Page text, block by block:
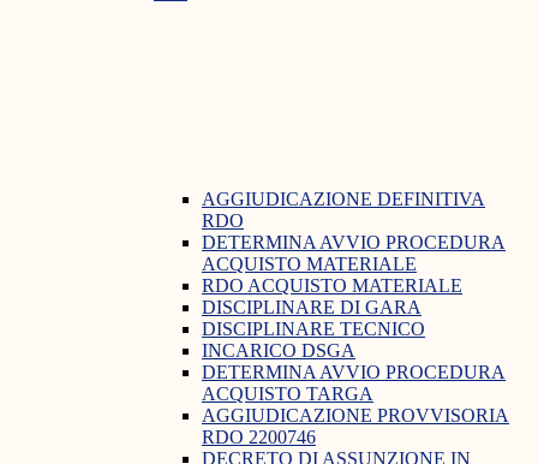
AGGIUDICAZIONE DEFINITIVA
RDO
DETERMINA AVVIO PROCEDURA
ACQUISTO MATERIALE
RDO ACQUISTO MATERIALE
DISCIPLINARE DI GARA
DISCIPLINARE TECNICO
INCARICO DSGA
DETERMINA AVVIO PROCEDURA
ACQUISTO TARGA
AGGIUDICAZIONE PROVVISORIA
RDO 2200746
DECRETO DI ASSUNZIONE IN